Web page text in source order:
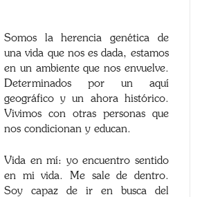
Somos la herencia genética de
una vida que nos es dada, estamos
en un ambiente que nos envuelve.
Determinados por un aquí
geográfico y un ahora histórico.
Vivimos con otras personas que
nos condicionan y educan.
Vida en mí: yo encuentro sentido
en mi vida. Me sale de dentro.
Soy capaz de ir en busca del